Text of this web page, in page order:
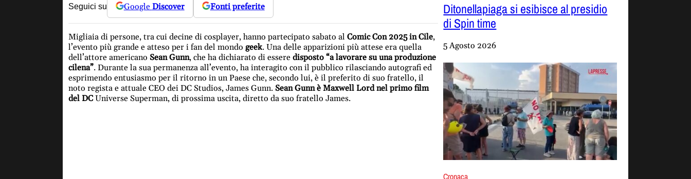
Seguici su Google Discover Fonti preferite
Migliaia di persone, tra cui decine di cosplayer, hanno partecipato sabato al Comic Con 2025 in Cile,
l’evento più grande e atteso per i fan del mondo geek. Una delle apparizioni più attese era quella
dell’attore americano Sean Gunn, che ha dichiarato di essere disposto “a lavorare su una produzione
cilena”. Durante la sua permanenza all’evento, ha interagito con il pubblico rilasciando autografi ed
esprimendo entusiasmo per il ritorno in un Paese che, secondo lui, è il preferito di suo fratello, il
noto regista e attuale CEO dei DC Studios, James Gunn. Sean Gunn è Maxwell Lord nel primo film
del DCUniverse Superman, di prossima uscita, diretto da suo fratello James.
Ditonellapiaga si esibisce al presidio
di Spin time
5 Agosto 2026
Cronaca